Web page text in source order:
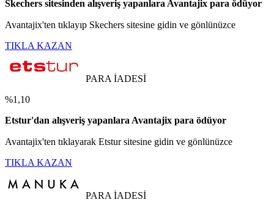
Skechers sitesinden alışveriş yapanlara Avantajix para ödüyor
Avantajix'ten tıklayıp Skechers sitesine gidin ve gönlünüzce
TIKLA KAZAN
PARA İADESİ
%1,10
Etstur'dan alışveriş yapanlara Avantajix para ödüyor
Avantajix'ten tıklayarak Etstur sitesine gidin ve gönlünüzce
TIKLA KAZAN
PARA İADESİ